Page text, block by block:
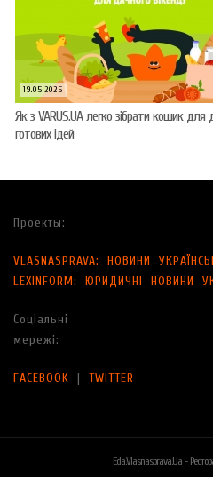
19.05.2025
Як з VARUS.UA легко зібрати кошик для
готових ідей
Проекты:
VLASNASPRAVA: НОВИНИ
LEXINFORM: ЮРИДИЧНІ НОВИНИ
Соціальні
мережі:
FACEBOOK | TWITTER
Eda.vlasnasprava.ua -